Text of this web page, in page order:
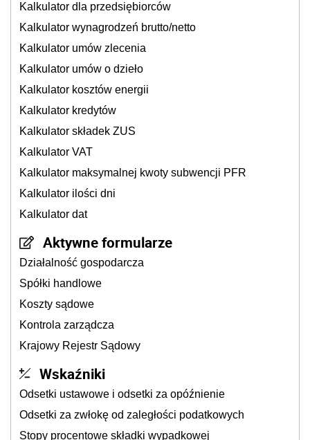
Kalkulator dla przedsiębiorców
Kalkulator wynagrodzeń brutto/netto
Kalkulator umów zlecenia
Kalkulator umów o dzieło
Kalkulator kosztów energii
Kalkulator kredytów
Kalkulator składek ZUS
Kalkulator VAT
Kalkulator maksymalnej kwoty subwencji PFR
Kalkulator ilości dni
Kalkulator dat
Aktywne formularze
Działalność gospodarcza
Spółki handlowe
Koszty sądowe
Kontrola zarządcza
Krajowy Rejestr Sądowy
Wskaźniki
Odsetki ustawowe i odsetki za opóźnienie
Odsetki za zwłokę od zaległości podatkowych
Stopy procentowe składki wypadkowej